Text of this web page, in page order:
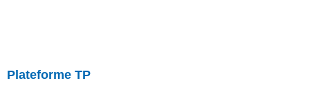
Plateforme TP